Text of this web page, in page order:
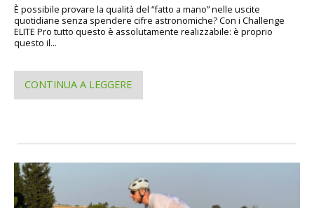
È possibile provare la qualità del “fatto a mano” nelle uscite
quotidiane senza spendere cifre astronomiche? Con i Challenge
ELITE Pro tutto questo è assolutamente realizzabile: è proprio
questo il...
CONTINUA A LEGGERE